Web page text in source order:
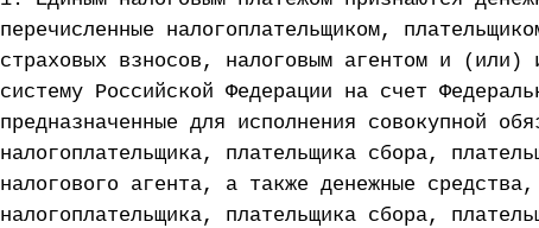
перечисленные налогоплательщиком,
страховых взносов, налоговым агентом и (или)
систему Российской Федерации на счет
предназначенные для исполнения совокупной
налогоплательщика, плательщика сбора,
налогового агента, а также денежные
налогоплательщика, плательщика сбора,